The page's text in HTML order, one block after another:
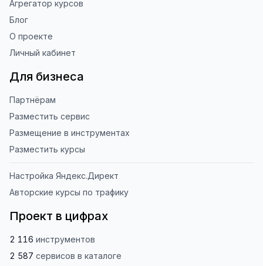
Агрегатор курсов
Блог
О проекте
Личный кабинет
Для бизнеса
Партнёрам
Разместить сервис
Размещение в инструментах
Разместить курсы
Настройка Яндекс.Директ
Авторские курсы по трафику
Проект в цифрах
2 116 инструментов
2 587 сервисов в каталоге